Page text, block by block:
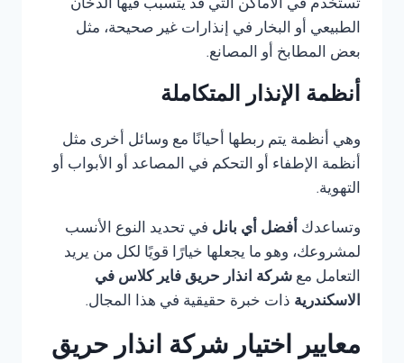
تستخدم في الأماكن التي قد يتسبب فيها الدخان
الطبيعي أو البخار في إنذارات غير صحيحة، مثل
بعض المطابخ أو المصانع.
أنظمة الإنذار المتكاملة
وهي أنظمة يتم ربطها أحيانًا مع وسائل أخرى مثل
أنظمة الإطفاء أو التحكم في المصاعد أو الأبواب أو
التهوية.
وتساعدك أفضل أي بانل في تحديد النوع الأنسب
لمشروعك، وهو ما يجعلها خيارًا قويًا لكل من يريد
التعامل مع شركة انذار حريق فاير كلاس في
الاسكندرية ذات خبرة حقيقية في هذا المجال.
معايير اختيار شركة انذار حريق